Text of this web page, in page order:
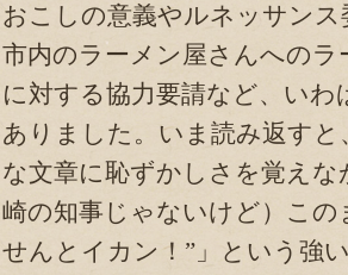
おこしの意義やルネッサンス
市内のラーメン屋さんへのラ
に対する協力要請など、いわ
ありました。いま読み返すと
な文章に恥ずかしさを覚えな
崎の知事じゃないけど）この
せんとイカン！”」という強